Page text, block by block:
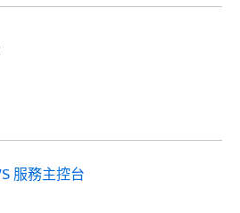
服務主控台